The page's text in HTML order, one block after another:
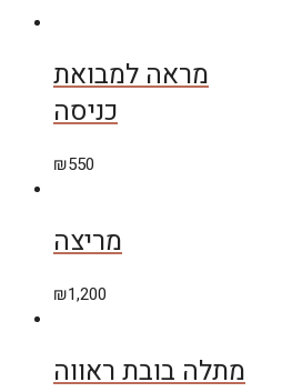
מראה למבואת
כניסה
₪550
מריצה
₪1,200
מתלה בובת ראווה